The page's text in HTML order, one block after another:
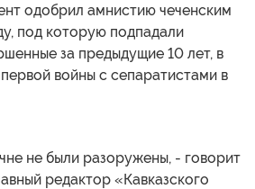
одобрил амнистию чеченским
под которую подпадали
за предыдущие 10 лет, в
войны с сепаратистами в
не были разоружены, - говорит
редактор «Кавказского